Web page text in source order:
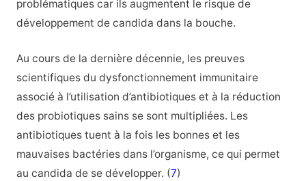
problématiques car ils augmentent le risque de
développement de candida dans la bouche.
Au cours de la dernière décennie, les preuves
scientifiques du dysfonctionnement immunitaire
associé à l’utilisation d’antibiotiques et à la réduction
des probiotiques sains se sont multipliées. Les
antibiotiques tuent à la fois les bonnes et les
mauvaises bactéries dans l’organisme, ce qui permet
au candida de se développer. (7)